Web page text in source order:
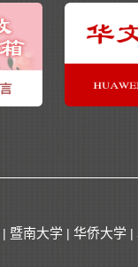
| 暨南大学 | 华侨大学 |